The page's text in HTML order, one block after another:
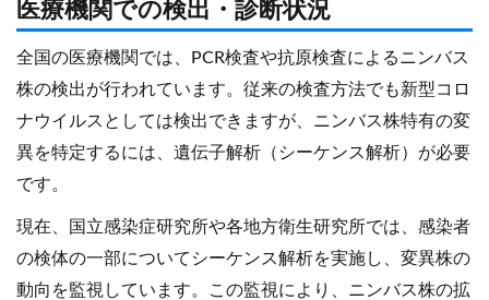
医療機関での検出・診断状況
全国の医療機関では、PCR検査や抗原検査によるニンバス
株の検出が行われています。従来の検査方法でも新型コロ
ナウイルスとしては検出できますが、ニンバス株特有の変
異を特定するには、遺伝子解析（シーケンス解析）が必要
です。
現在、国立感染症研究所や各地方衛生研究所では、感染者
の検体の一部についてシーケンス解析を実施し、変異株の
動向を監視しています。この監視により、ニンバス株の拡